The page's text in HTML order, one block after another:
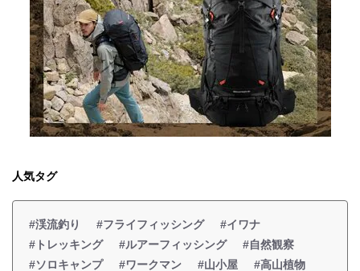
人気タグ
#渓流釣り #フライフィッシング
#イワナ
#トレッキング
#ルアーフィッシング
#自然観察
#ソロキャンプ
#ワークマン #山小屋 #高山植物